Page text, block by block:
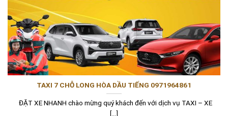
TAXI 7 CHỖ LONG HÒA DẦU TIẾNG 0971964861
ĐẶT XE NHANH chào mừng quý khách đến với dịch vụ TAXI – XE
[...]